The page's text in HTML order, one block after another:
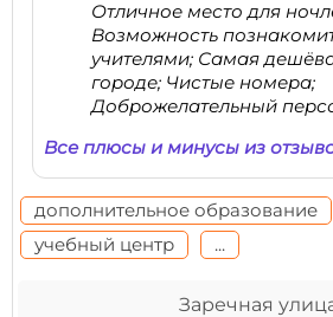
Отличное место для
Возможность
учителями; Самая
городе; Чистые номера;
Доброжелательный
Все плюсы и минусы из
дополнительное образование
учебный центр
...
Заречная